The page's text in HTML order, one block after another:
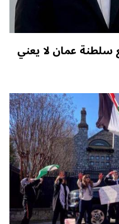
سلطنة عمان لا يعني